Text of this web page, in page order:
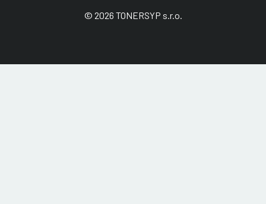
© 2026 TONERSYP s.r.o.